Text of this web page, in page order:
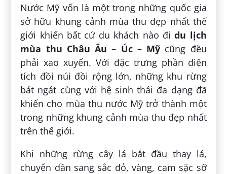
Nước Mỹ vốn là một trong những quốc gia
sở hữu khung cảnh mùa thu đẹp nhất thế
giới khiến bất cứ du khách nào đidu lịch
mùa thu Châu Âu – Úc – Mỹ cũng đều
phải xao xuyến. Với đặc trưng phần diện
tích đồi núi đồi rộng lớn, những khu rừng
bát ngát cùng với hệ sinh thái đa dạng đã
khiến cho mùa thu nước Mỹ trở thành một
trong những khung cảnh mùa thu đẹp nhất
trên thế giới.
Khi những rừng cây lá bắt đầu thay lá,
chuyển dần sang sắc đỏ, vàng, cam sặc sỡ